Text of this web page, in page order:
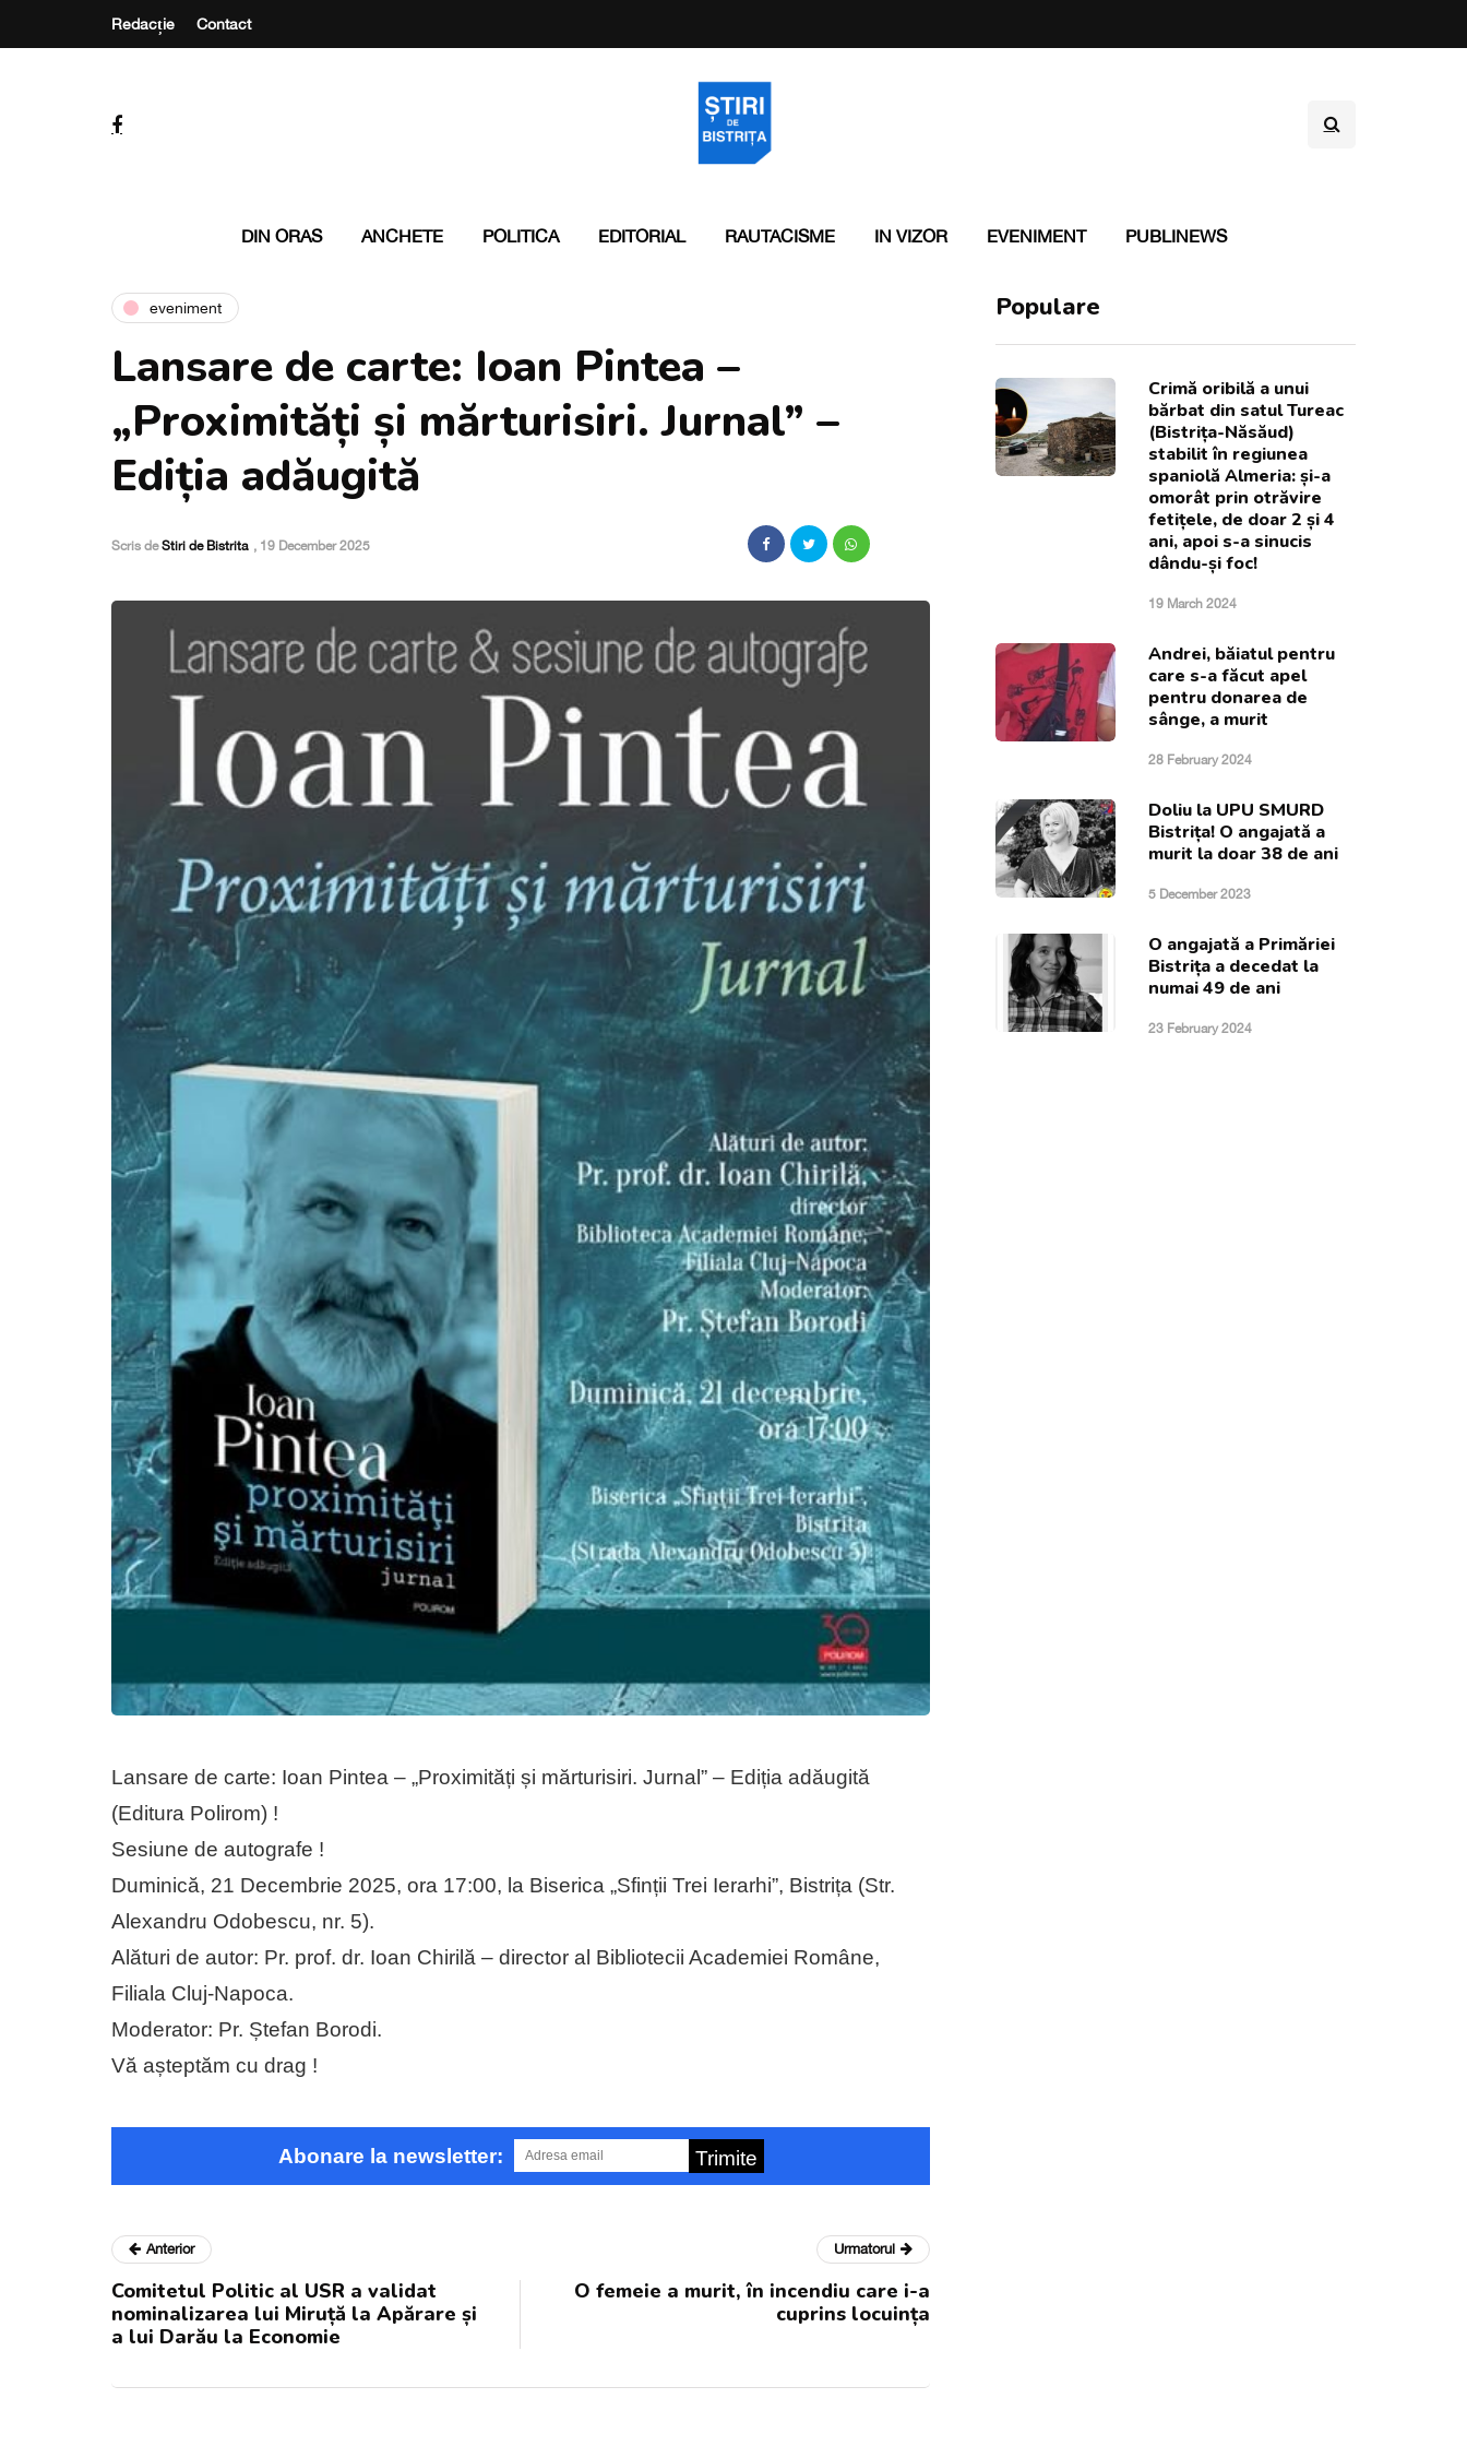
Redacție Contact
DIN ORAS ANCHETE POLITICA EDITORIAL RAUTACISME IN VIZOR EVENIMENT PUBLINEWS
eveniment
Lansare de carte: Ioan Pintea –
„Proximități și mărturisiri. Jurnal” –
Ediția adăugită
Scris deStiri de Bistrita , 19 December 2025
Lansare de carte: Ioan Pintea – „Proximități și mărturisiri. Jurnal” – Ediția adăugită
(Editura Polirom) !
Sesiune de autografe !
Duminică, 21 Decembrie 2025, ora 17:00, la Biserica „Sfinții Trei Ierarhi”, Bistrița (Str.
Alexandru Odobescu, nr. 5).
Alături de autor: Pr. prof. dr. Ioan Chirilă – director al Bibliotecii Academiei Române,
Filiala Cluj-Napoca.
Moderator: Pr. Ștefan Borodi.
Vă așteptăm cu drag !
Abonare la newsletter: Trimite
Populare
Crimă oribilă a unui
bărbat din satul Tureac
(Bistrița-Năsăud)
stabilit în regiunea
spaniolă Almeria: și-a
omorât prin otrăvire
fetițele, de doar 2 și 4
ani, apoi s-a sinucis
dându-și foc!
19 March 2024
Andrei, băiatul pentru
care s-a făcut apel
pentru donarea de
sânge, a murit
28 February 2024
Doliu la UPU SMURD
Bistrița! O angajată a
murit la doar 38 de ani
5 December 2023
O angajată a Primăriei
Bistrița a decedat la
numai 49 de ani
23 February 2024
Anterior
Comitetul Politic al USR a validat
nominalizarea lui Miruță la Apărare și
a lui Darău la Economie
Urmatorul
O femeie a murit, în incendiu care i-a
cuprins locuința